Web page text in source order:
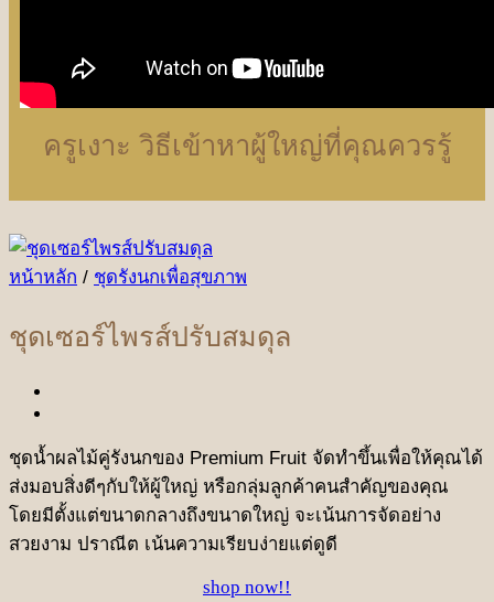
ครูเงาะ วิธีเข้าหาผู้ใหญ่ที่คุณควรรู้
หน้าหลัก / ชุดรังนกเพื่อสุขภาพ
ชุดเซอร์ไพรส์ปรับสมดุล
ชุดน้ำผลไม้คู่รังนกของ Premium Fruit จัดทำขึ้นเพื่อให้คุณได้
ส่งมอบสิ่งดีๆกับให้ผู้ใหญ่ หรือกลุ่มลูกค้าคนสำคัญของคุณ
โดยมีตั้งแต่ขนาดกลางถึงขนาดใหญ่ จะเน้นการจัดอย่าง
สวยงาม ปราณีต เน้นความเรียบง่ายแต่ดูดี
shop now!!